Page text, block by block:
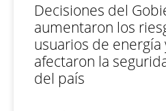
Decisiones del
aumentaron los
usuarios de energía
afectaron la
del país